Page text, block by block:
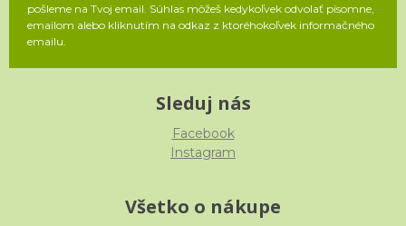
pošleme na Tvoj email. Súhlas môžeš kedykoľvek odvolať písomne,
emailom alebo kliknutím na odkaz z ktoréhokoľvek informačného
emailu.
Sleduj nás
Facebook
Instagram
Všetko o nákupe